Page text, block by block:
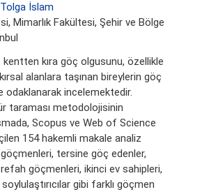
Tolga İslam
Mimarlık Fakültesi, Şehir ve Bölge
kıra göç olgusunu, özellikle
alanlara taşınan bireylerin göç
odaklanarak incelemektedir.
taraması metodolojisinin
Scopus ve Web of Science
154 hakemli makale analiz
tersine göç edenler,
göçmenleri, ikinci ev sahipleri,
gibi farklı göçmen